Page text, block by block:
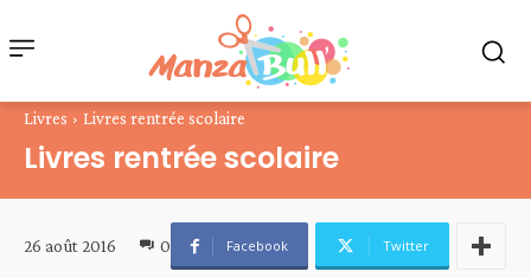
Livres Livres rentrée scolaire
Livres rentrée scolaire
26 août 2016 0 Facebook Twitter